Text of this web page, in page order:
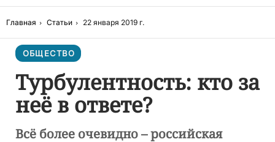
Главная Статьи 22 января 2019 г.
ОБЩЕСТВО
Турбулентность: кто за
неё в ответе?
Всё более очевидно – российская